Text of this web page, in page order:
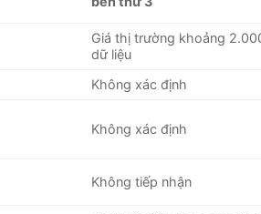
Giá thị trường khoảng
dữ liệu
Không xác định
Không xác định
Không tiếp nhận